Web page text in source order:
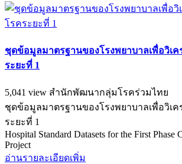
ชุดข้อมูลมาตรฐานของโรงพยาบาลเพื่อวิเ
ระยะที่ 1
5,041 view สำนักพัฒนากลุ่มโรคร่วมไทย
ชุดข้อมูลมาตรฐานของโรงพยาบาลเพื่อวิเ
ระยะที่ 1
Hospital Standard Datasets for the First Phase
Project
อ่านรายละเอียดเพิ่ม